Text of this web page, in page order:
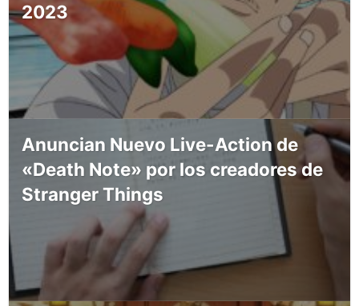
2023
Anuncian Nuevo Live-Action de
«Death Note» por los creadores de
Stranger Things